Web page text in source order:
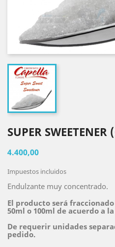
SUPER SWEETENER
4.400,00
Impuestos incluidos
Endulzante muy concentrado.
El producto será
50ml o 100ml de acuerdo a
De requerir unidades
pedido.